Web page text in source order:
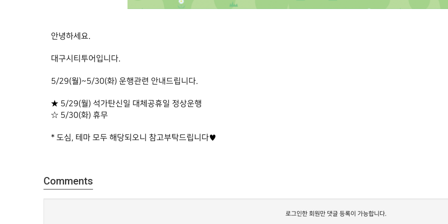
안녕하세요.
대구시티투어입니다.
5/29(월)~5/30(화) 운행관련 안내드립니다.
★ 5/29(월) 석가탄신일 대체공휴일 정상운행
☆ 5/30(화) 휴무
* 도심, 테마 모두 해당되오니 참고부탁드립니다♥
Comments
로그인한 회원만 댓글 등록이 가능합니다.